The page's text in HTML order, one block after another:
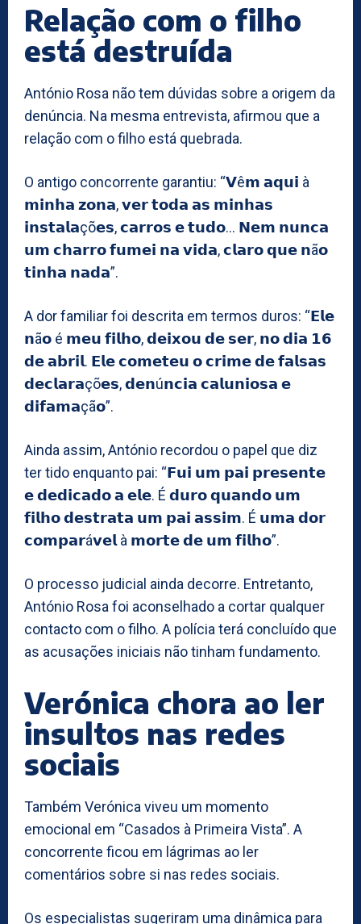
Relação com o filho
está destruída
António Rosa não tem dúvidas sobre a origem da
denúncia. Na mesma entrevista, afirmou que a
relação com o filho está quebrada.
O antigo concorrente garantiu: “𝗩ê𝗺 𝗮𝗾𝘂𝗶 à
𝗺𝗶𝗻𝗵𝗮 𝘇𝗼𝗻𝗮, 𝘃𝗲𝗿 𝘁𝗼𝗱𝗮 𝗮𝘀 𝗺𝗶𝗻𝗵𝗮𝘀
𝗶𝗻𝘀𝘁𝗮𝗹𝗮çõ𝗲𝘀, 𝗰𝗮𝗿𝗿𝗼𝘀 𝗲 𝘁𝘂𝗱𝗼… 𝗡𝗲𝗺 𝗻𝘂𝗻𝗰𝗮
𝘂𝗺 𝗰𝗵𝗮𝗿𝗿𝗼 𝗳𝘂𝗺𝗲𝗶 𝗻𝗮 𝘃𝗶𝗱𝗮, 𝗰𝗹𝗮𝗿𝗼 𝗾𝘂𝗲 𝗻ã𝗼
𝘁𝗶𝗻𝗵𝗮 𝗻𝗮𝗱𝗮”.
A dor familiar foi descrita em termos duros: “𝗘𝗹𝗲
𝗻ã𝗼 é 𝗺𝗲𝘂 𝗳𝗶𝗹𝗵𝗼, 𝗱𝗲𝗶𝘅𝗼𝘂 𝗱𝗲 𝘀𝗲𝗿, 𝗻𝗼 𝗱𝗶𝗮 𝟭𝟲
𝗱𝗲 𝗮𝗯𝗿𝗶𝗹. 𝗘𝗹𝗲 𝗰𝗼𝗺𝗲𝘁𝗲𝘂 𝗼 𝗰𝗿𝗶𝗺𝗲 𝗱𝗲 𝗳𝗮𝗹𝘀𝗮𝘀
𝗱𝗲𝗰𝗹𝗮𝗿𝗮çõ𝗲𝘀, 𝗱𝗲𝗻ú𝗻𝗰𝗶𝗮 𝗰𝗮𝗹𝘂𝗻𝗶𝗼𝘀𝗮 𝗲
𝗱𝗶𝗳𝗮𝗺𝗮çã𝗼”.
Ainda assim, António recordou o papel que diz
ter tido enquanto pai: “𝗙𝘂𝗶 𝘂𝗺 𝗽𝗮𝗶 𝗽𝗿𝗲𝘀𝗲𝗻𝘁𝗲
𝗲 𝗱𝗲𝗱𝗶𝗰𝗮𝗱𝗼 𝗮 𝗲𝗹𝗲. É 𝗱𝘂𝗿𝗼 𝗾𝘂𝗮𝗻𝗱𝗼 𝘂𝗺
𝗳𝗶𝗹𝗵𝗼 𝗱𝗲𝘀𝘁𝗿𝗮𝘁𝗮 𝘂𝗺 𝗽𝗮𝗶 𝗮𝘀𝘀𝗶𝗺. É 𝘂𝗺𝗮 𝗱𝗼𝗿
𝗰𝗼𝗺𝗽𝗮𝗿á𝘃𝗲𝗹 à 𝗺𝗼𝗿𝘁𝗲 𝗱𝗲 𝘂𝗺 𝗳𝗶𝗹𝗵𝗼”.
O processo judicial ainda decorre. Entretanto,
António Rosa foi aconselhado a cortar qualquer
contacto com o filho. A polícia terá concluído que
as acusações iniciais não tinham fundamento.
Verónica chora ao ler
insultos nas redes
sociais
Também Verónica viveu um momento
emocional em “Casados à Primeira Vista”. A
concorrente ficou em lágrimas ao ler
comentários sobre si nas redes sociais.
Os especialistas sugeriram uma dinâmica para